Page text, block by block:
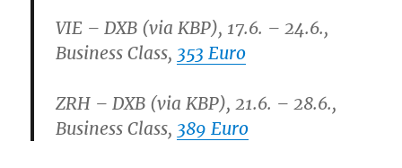
VIE – DXB (via KBP), 17.6. – 24.6.,
Business Class, 353 Euro
ZRH – DXB (via KBP), 21.6. – 28.6.,
Business Class, 389 Euro